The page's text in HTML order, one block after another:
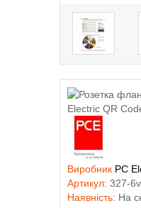
Виробник PC
Артикул: 327-6v
Наявність: На